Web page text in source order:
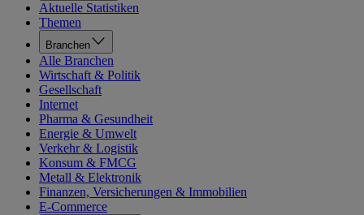
Aktuelle Statistiken
Themen
Branchen
Alle Branchen
Wirtschaft & Politik
Gesellschaft
Internet
Pharma & Gesundheit
Energie & Umwelt
Verkehr & Logistik
Konsum & FMCG
Metall & Elektronik
Finanzen, Versicherungen & Immobilien
E-Commerce